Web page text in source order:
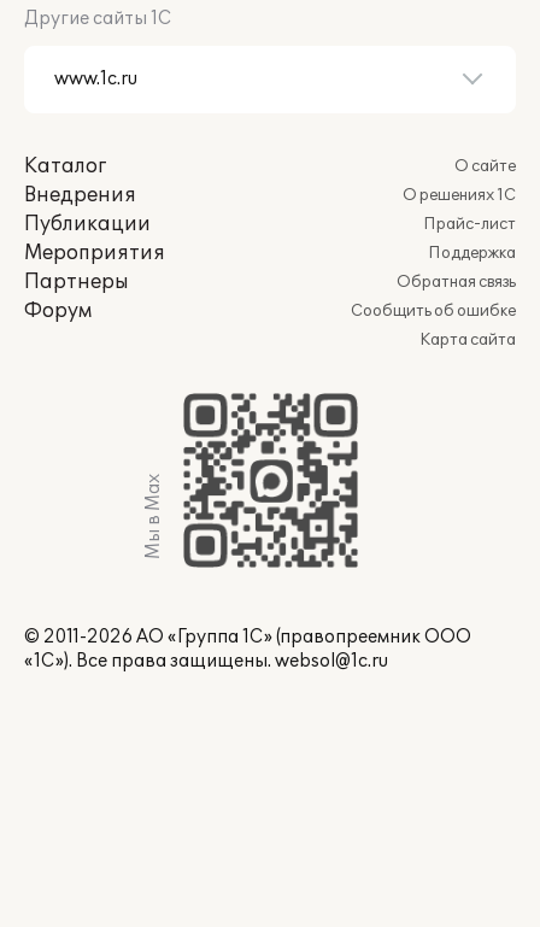
Другие сайты 1С
Каталог
Внедрения
Публикации
Мероприятия
Партнеры
Форум
О сайте
О решениях 1С
Прайс-лист
Поддержка
Обратная связь
Сообщить об ошибке
Карта сайта
Мы в Max
© 2011-2026 АО «Группа 1С» (правопреемник ООО
«1С»). Все права защищены. websol@1c.ru